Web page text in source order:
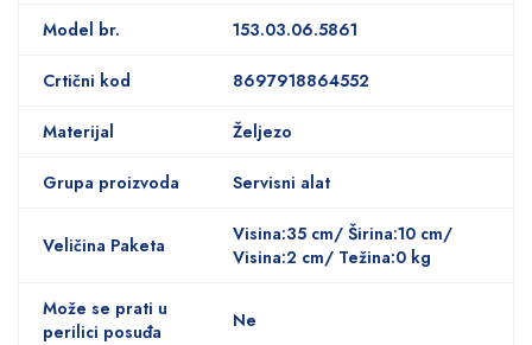
Model br. 153.03.06.5861
Crtični kod 8697918864552
Materijal Željezo
Grupa proizvoda Servisni alat
Veličina Paketa
Visina:35 cm/ Širina:10 cm/
Visina:2 cm/ Težina:0 kg
Može se prati u
perilici posuđa
Ne